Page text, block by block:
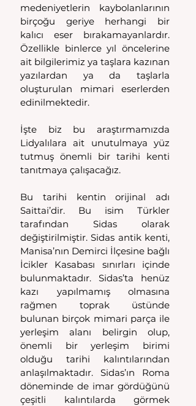
medeniyetlerin kaybolanlarının
birçoğu geriye herhangi bir
kalıcı eser bırakamayanlardır.
Özellikle binlerce yıl öncelerine
ait bilgilerimiz ya taşlara kazınan
yazılardan ya da taşlarla
oluşturulan mimari eserlerden
edinilmektedir.
İşte biz bu araştırmamızda
Lidyalılara ait unutulmaya yüz
tutmuş önemli bir tarihi kenti
tanıtmaya çalışacağız.
Bu tarihi kentin orijinal adı
Saittai’dir. Bu isim Türkler
tarafından Sidas olarak
değiştirilmiştir. Sidas antik kenti,
Manisa’nın Demirci İlçesine bağlı
İcikler Kasabası sınırları içinde
bulunmaktadır. Sidas’ta henüz
kazı yapılmamış olmasına
rağmen toprak üstünde
bulunan birçok mimari parça ile
yerleşim alanı belirgin olup,
önemli bir yerleşim birimi
olduğu tarihi kalıntılarından
anlaşılmaktadır. Sidas’ın Roma
döneminde de imar gördüğünü
çeşitli kalıntılarda görmek